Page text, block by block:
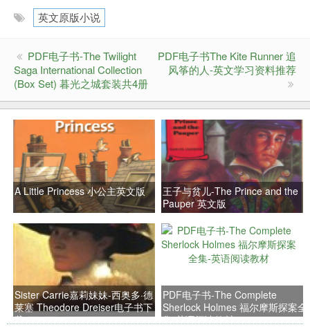
英文原版小说
PDF电子书-The Twilight
Saga International Collection
(Box Set) 暮光之城套装共4册
PDF电子书The Kite Runner 追
风筝的人-英文学习资料推荐
A Little Princess 小公主英文版
王子与贫儿-The Prince and the
Pauper 英文版
Sister Carrie嘉莉妹妹-西奥多·德
莱塞 Theodore Dreiser电子书下
载
PDF电子书-The Complete
Sherlock Holmes 福尔摩斯探案全
集-英语阅读教材